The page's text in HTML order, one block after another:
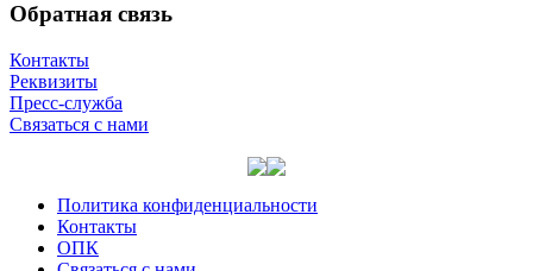
Обратная связь
Контакты
Реквизиты
Пресс-служба
Связаться с нами
Политика конфиденциальности
Контакты
ОПК